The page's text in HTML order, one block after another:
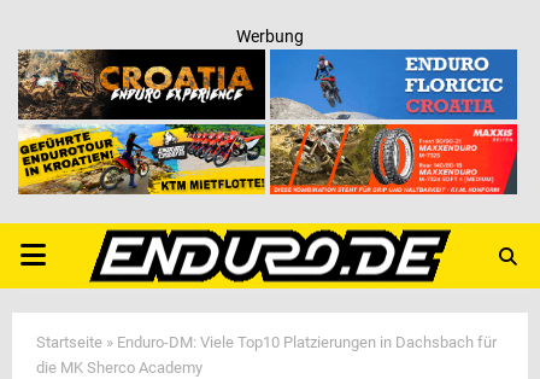
Werbung
PRIMARY
MENU
Startseite » Enduro-DM: Viele Top10 Platzierungen in Dachsbach für
die MK Sherco Academy